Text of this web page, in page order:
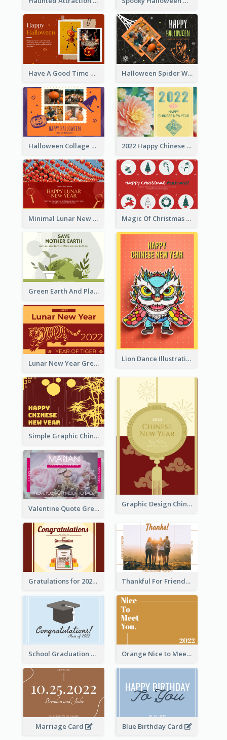
Have A Good Time This Halloween Greeting Card Halloween Spider Web Greeting Card
Halloween Collage Greeting Card 2022 Happy Chinese New Year Flower Photo Greeting Card
Minimal Lunar New Year Celebration Greeting Card Magic Of Christmas Holidays Greeting Card
Green Earth And Plants Illustrations Greeting Card
Lion Dance Illustration Photo Greeting Card
Lunar New Year Greeting Card With Tiger Illustration
Simple Graphic Chinese New Year In Red And Yellow
Graphic Design Chinese New Year Greeting Card With Decorations
Valentine Quote Greeting Card
Gratulations for 2020 Graduation Greeting Card Thankful For Friendship Greeting Card
School Graduation Celebration Card Orange Nice to Meet You Greeting Card
Marriage Card Blue Birthday Card